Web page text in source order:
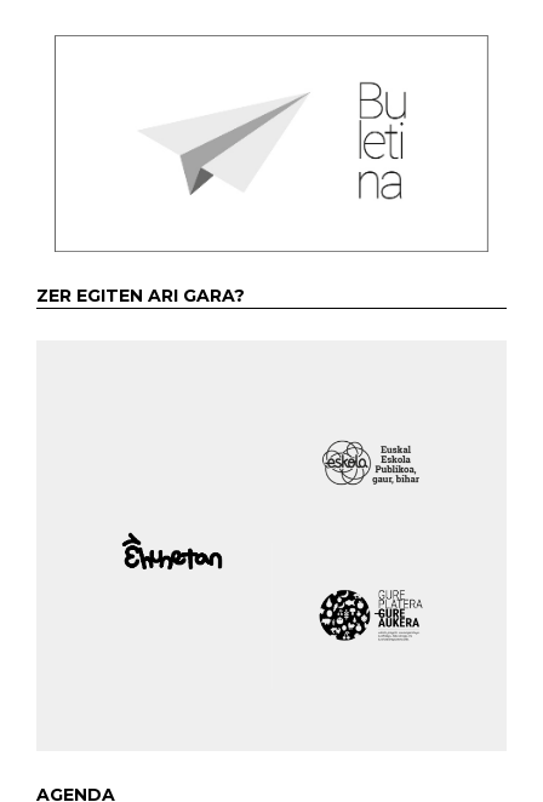
ZER EGITEN ARI GARA?
AGENDA